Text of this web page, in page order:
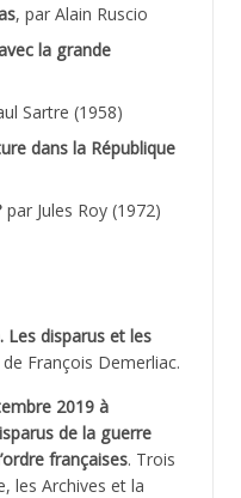
, par Alain Ruscio
la grande
Sartre (1958)
dans la République
par Jules Roy (1972)
Les disparus et les
François Demerliac.
2019 à
de la guerre
françaises. Trois
les Archives et la